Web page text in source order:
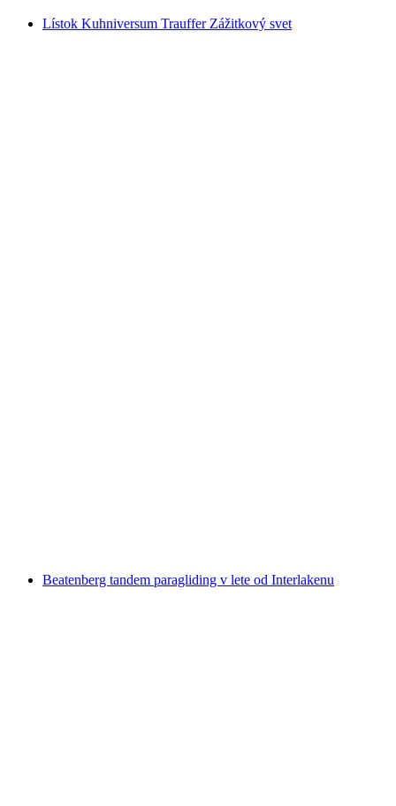
Lístok Kuhniversum Trauffer Zážitkový svet
Beatenberg tandem paragliding v lete od Interlakenu